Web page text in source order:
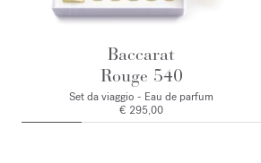
Baccarat
Rouge 540
Set da viaggio - Eau de parfum
€ 295,00